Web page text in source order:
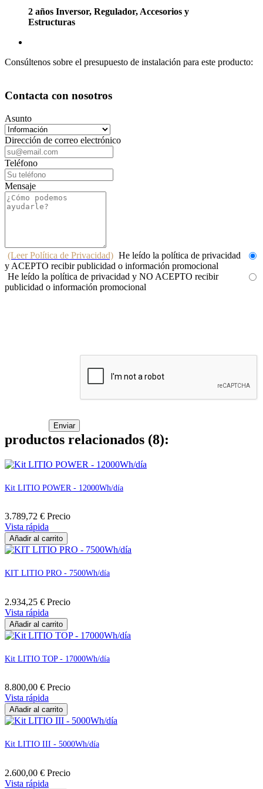
2 años Inversor, Regulador, Accesorios y
Estructuras
Consúltenos sobre el presupuesto de instalación para este producto:
Contacta con nosotros
Asunto
Dirección de correo electrónico
Teléfono
Mensaje
(Leer Política de Privacidad) He leído la política de privacidad
y ACEPTO recibir publicidad o información promocional
He leído la política de privacidad y NO ACEPTO recibir
publicidad o información promocional
productos relacionados (8):
Kit LITIO POWER - 12000Wh/día
3.789,72 € Precio
Vista rápida
Añadir al carrito
KIT LITIO PRO - 7500Wh/día
2.934,25 € Precio
Vista rápida
Añadir al carrito
Kit LITIO TOP - 17000Wh/día
8.800,00 € Precio
Vista rápida
Añadir al carrito
Kit LITIO III - 5000Wh/día
2.600,00 € Precio
Vista rápida